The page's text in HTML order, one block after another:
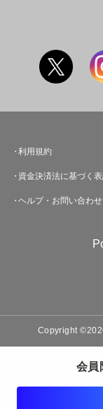
会員
利用規約
資金決済法に基づく
ヘルプ・お問い合わせ
Copyright